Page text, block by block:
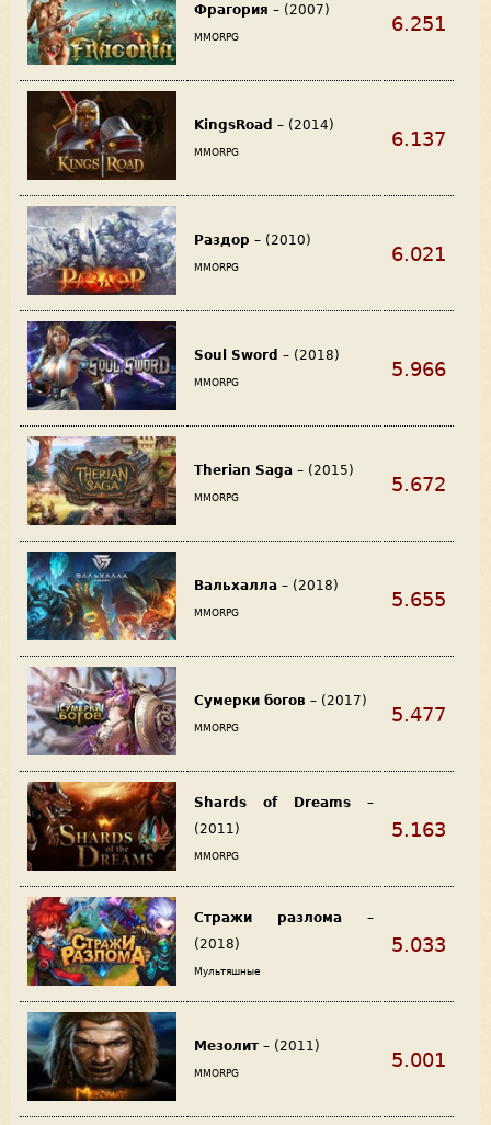
Фрагория – (2007)
MMORPG
6.251
KingsRoad – (2014)
MMORPG
6.137
Раздор – (2010)
MMORPG
6.021
Soul Sword – (2018)
MMORPG
5.966
Therian Saga – (2015)
MMORPG
5.672
Вальхалла – (2018)
MMORPG
5.655
Сумерки богов – (2017)
MMORPG
5.477
Shards of Dreams –
(2011)
MMORPG
5.163
Стражи разлома –
(2018)
Мультяшные
5.033
Мезолит – (2011)
MMORPG
5.001